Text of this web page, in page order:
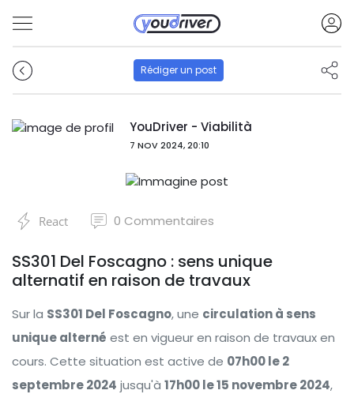
Rédiger un post
YouDriver - Viabilità
7 NOV 2024, 20:10
React 0 Commentaires
SS301 Del Foscagno : sens unique
alternatif en raison de travaux
Sur la SS301 Del Foscagno, une circulation à sens
unique alterné est en vigueur en raison de travaux en
cours. Cette situation est active de 07h00 le 2
septembre 2024 jusqu'à 17h00 le 15 novembre 2024,